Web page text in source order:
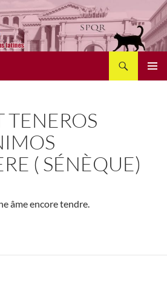
TENEROS
( SÉNÈQUE)
âme encore tendre.